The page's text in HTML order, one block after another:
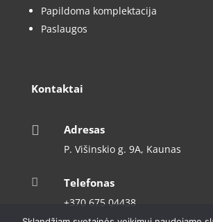
Papildoma komplektacija
Paslaugos
Kontaktai
 Adresas
P. Višinskio g. 9A, Kaunas
 Telefonas
+370 675 04438